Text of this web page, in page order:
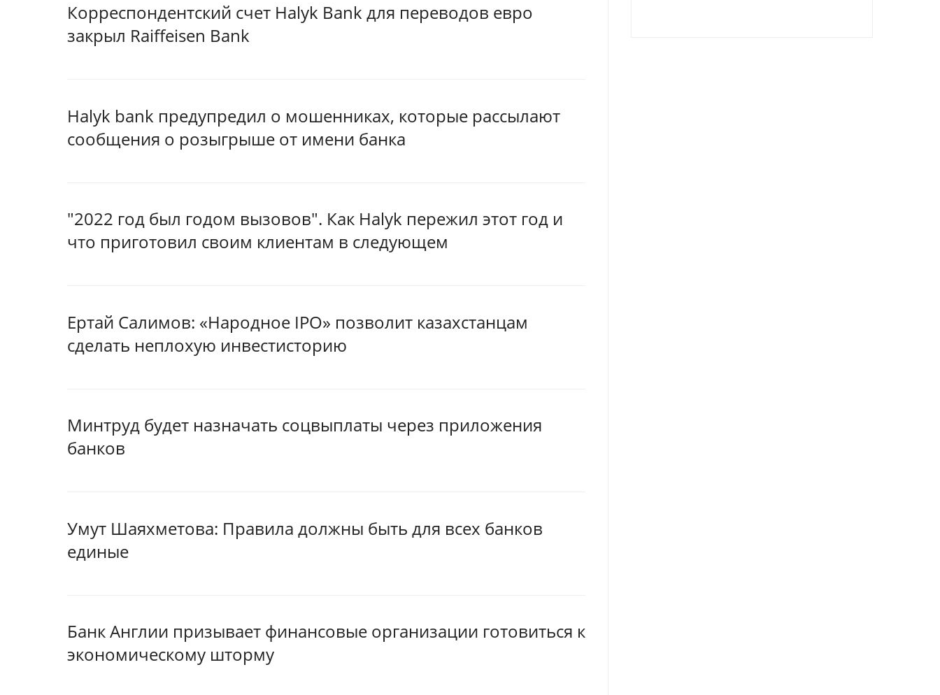
Корреспондентский счет Halyk Bank для переводов евро
закрыл Raiffeisen Bank
Halyk bank предупредил о мошенниках, которые рассылают
сообщения о розыгрыше от имени банка
"2022 год был годом вызовов". Как Halyk пережил этот год и
что приготовил своим клиентам в следующем
Ертай Салимов: «Народное IPO» позволит казахстанцам
сделать неплохую инвестисторию
Минтруд будет назначать соцвыплаты через приложения
банков
Умут Шаяхметова: Правила должны быть для всех банков
единые
Банк Англии призывает финансовые организации готовиться к
экономическому шторму